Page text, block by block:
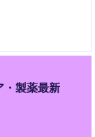
・製薬最新